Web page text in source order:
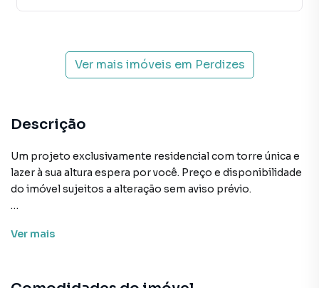
Ver mais imóveis em Perdizes
Descrição
Um projeto exclusivamente residencial com torre única e
lazer à sua altura espera por você. Preço e disponibilidade
do imóvel sujeitos a alteração sem aviso prévio.
• Academia
Ver mais